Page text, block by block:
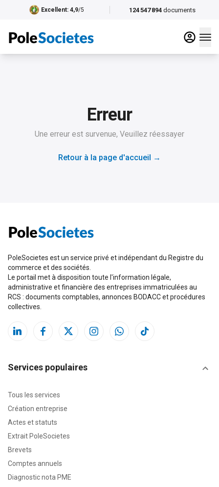
124 547 894 documents
Excellent: 4,9/5
Erreur
Une erreur est survenue, Veuillez réessayer
Retour à la page d'accueil →
PoleSocietes est un service privé et indépendant du Registre du
commerce et des sociétés.
Le portail met à disposition toute l'information légale,
administrative et financière des entreprises immatriculées au
RCS : documents comptables, annonces BODACC et procédures
collectives.
Services populaires
Tous les services
Création entreprise
Actes et statuts
Extrait PoleSocietes
Brevets
Comptes annuels
Diagnostic nota PME